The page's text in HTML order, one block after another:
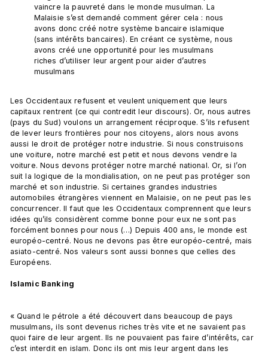
vaincre la pauvreté dans le monde musulman. La
Malaisie s’est demandé comment gérer cela : nous
avons donc créé notre système bancaire islamique
(sans intérêts bancaires). En créant ce système, nous
avons créé une opportunité pour les musulmans
riches d’utiliser leur argent pour aider d’autres
musulmans
Les Occidentaux refusent et veulent uniquement que leurs
capitaux rentrent (ce qui contredit leur discours). Or, nous autres
(pays du Sud) voulons un arrangement réciproque. S’ils refusent
de lever leurs frontières pour nos citoyens, alors nous avons
aussi le droit de protéger notre industrie. Si nous construisons
une voiture, notre marché est petit et nous devons vendre la
voiture. Nous devons protéger notre marché national. Or, si l’on
suit la logique de la mondialisation, on ne peut pas protéger son
marché et son industrie. Si certaines grandes industries
automobiles étrangères viennent en Malaisie, on ne peut pas les
concurrencer. Il faut que les Occidentaux comprennent que leurs
idées qu’ils considèrent comme bonne pour eux ne sont pas
forcément bonnes pour nous (…) Depuis 400 ans, le monde est
européo-centré. Nous ne devons pas être européo-centré, mais
asiato-centré. Nos valeurs sont aussi bonnes que celles des
Européens.
Islamic Banking
« Quand le pétrole a été découvert dans beaucoup de pays
musulmans, ils sont devenus riches très vite et ne savaient pas
quoi faire de leur argent. Ils ne pouvaient pas faire d’intérêts, car
c’est interdit en islam. Donc ils ont mis leur argent dans les